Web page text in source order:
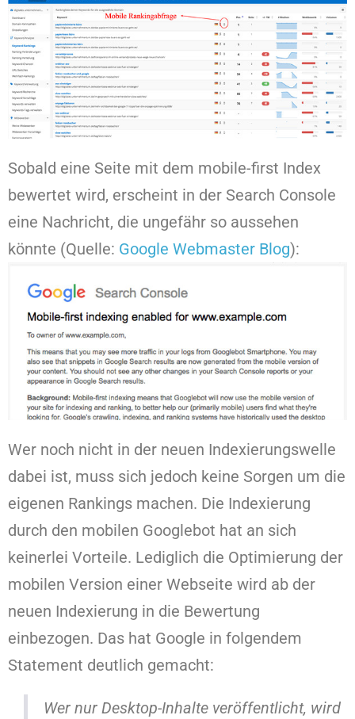
Sobald eine Seite mit dem mobile-first Index
bewertet wird, erscheint in der Search Console
eine Nachricht, die ungefähr so aussehen
könnte (Quelle: Google Webmaster Blog):
Wer noch nicht in der neuen Indexierungswelle
dabei ist, muss sich jedoch keine Sorgen um die
eigenen Rankings machen. Die Indexierung
durch den mobilen Googlebot hat an sich
keinerlei Vorteile. Lediglich die Optimierung der
mobilen Version einer Webseite wird ab der
neuen Indexierung in die Bewertung
einbezogen. Das hat Google in folgendem
Statement deutlich gemacht:
Wer nur Desktop-Inhalte veröffentlicht, wird